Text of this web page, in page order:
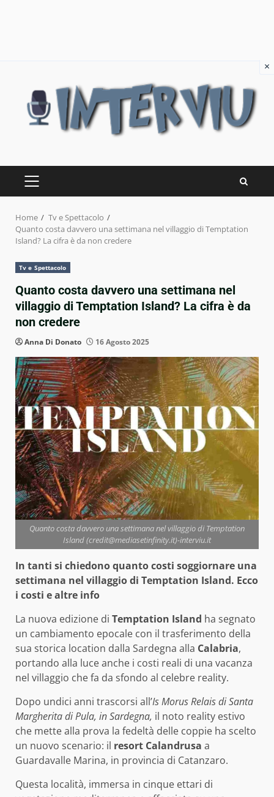
content
PRIMARY
Home
Tv e Spettacolo
Quanto costa davvero una settimana nel villaggio di Temptation
Island? La cifra è da non credere
Tv e Spettacolo
Quanto costa davvero una settimana nel
villaggio di Temptation Island? La cifra è da
non credere
Anna Di Donato 16 Agosto 2025
Quanto costa davvero una settimana nel villaggio di Temptation
Island (credit@mediasetinfinity.it)-interviu.it
In tanti si chiedono quanto costi soggiornare una
settimana nel villaggio di Temptation Island. Ecco
i costi e altre info
La nuova edizione di Temptation Island ha segnato
un cambiamento epocale con il trasferimento della
sua storica location dalla Sardegna alla Calabria,
portando alla luce anche i costi reali di una vacanza
nel villaggio che fa da sfondo al celebre reality.
Dopo undici anni trascorsi all’Is Morus Relais di Santa
Margherita di Pula, in Sardegna, il noto reality estivo
che mette alla prova la fedeltà delle coppie ha scelto
un nuovo scenario: il resort Calandrusa a
Guardavalle Marina, in provincia di Catanzaro.
Questa località, immersa in cinque ettari di
×